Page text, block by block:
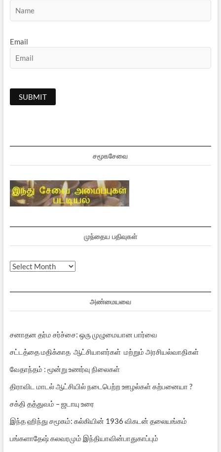
Email
சமூகசேவை
முந்தைய பதிவுகள்
முந்தைய
அண்மையவை
சனாதன தர்ம சர்ச்சை: ஒரு முழுமையான பார்வை
சட்டத்தை மதிக்காத ஆட்சியாளர்கள் மற்றும் அரசியல்வாதிகள்
வேதாந்தம் : மூன்று உணர்வு நிலைகள்
திராவிட மாடல் ஆட்சியில் நடைபெற்ற ஊழல்கள் கற்பனையா ?
சக்தி தத்துவம் – ஜடாயு உரை
இந்த ஹிந்து சமூகம்: கல்கியின் 1936 விகடன் தலையங்கம்
பங்களாதேஷ் கலவரமும் இந்தியாவின்பாதுகாப்பும்